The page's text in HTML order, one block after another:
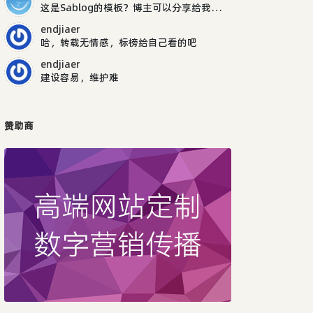
这是Sablog的模板？博主可以分享给我吗，谢谢
endjiaer
哈，转载无情感，标榜给自己看的吧
endjiaer
建设容易，维护难
赞助商